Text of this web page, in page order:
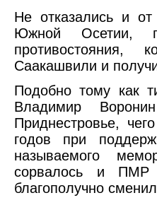
Не отказались и
Южной Осетии,
противостояния,
Саакашвили и
Подобно тому как
Владимир
Приднестровье,
годов при
называемого
сорвалось и ПМР
благополучно